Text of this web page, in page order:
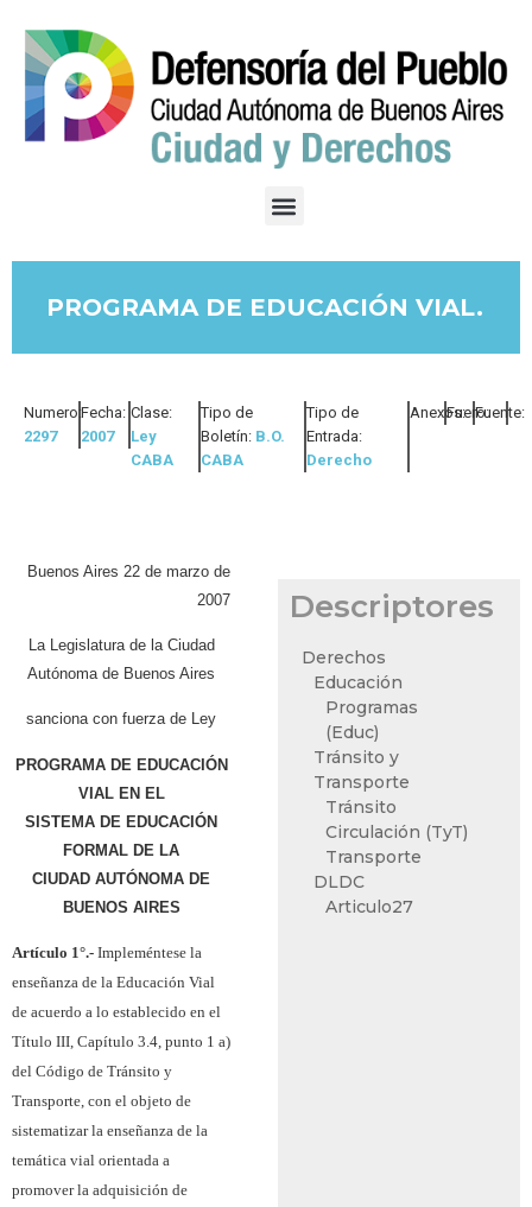
PROGRAMA DE EDUCACIÓN VIAL.
Numero:
2297
Fecha:
2007
Clase:
Ley
CABA
Tipo de
Boletín: B.O.
CABA
Tipo de
Entrada:
Derecho
Anexos:Fuero:Fuente:
Buenos Aires 22 de marzo de
2007
La Legislatura de la Ciudad
Autónoma de Buenos Aires
sanciona con fuerza de Ley
PROGRAMA DE EDUCACIÓN
VIAL EN EL
SISTEMA DE EDUCACIÓN
FORMAL DE LA
CIUDAD AUTÓNOMA DE
BUENOS AIRES
Artículo 1°.- Impleméntese la
enseñanza de la Educación Vial
de acuerdo a lo establecido en el
Título III, Capítulo 3.4, punto 1 a)
del Código de Tránsito y
Transporte, con el objeto de
sistematizar la enseñanza de la
temática vial orientada a
promover la adquisición de
Descriptores
Derechos
Educación
Programas
(Educ)
Tránsito y
Transporte
Tránsito
Circulación (TyT)
Transporte
DLDC
Articulo27